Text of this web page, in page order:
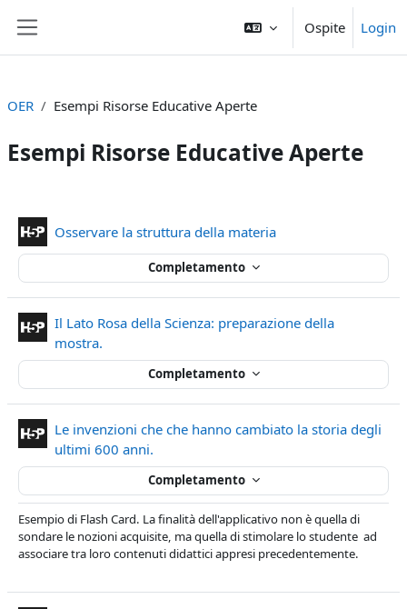
Ospite Login
OER Esempi Risorse Educative Aperte
Esempi Risorse Educative Aperte
Osservare la struttura della materiaContenuto
Completamento
Il Lato Rosa della Scienza: preparazione della
mostra.
Completamento
Le invenzioni che che hanno cambiato la storia degli
ultimi 600 anni.
Completamento
Esempio di Flash Card. La finalità dell'applicativo non è quella di
sondare le nozioni acquisite, ma quella di stimolare lo studente ad
associare tra loro contenuti didattici appresi precedentemente.